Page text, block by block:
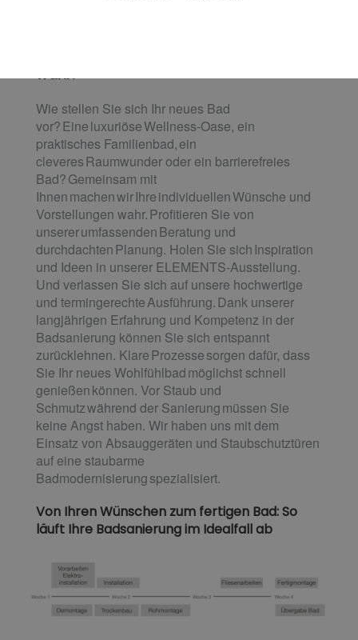
wahr.
Wie stellen Sie sich Ihr neues Bad
vor? Eine luxuriöse Wellness-Oase, ein
praktisches Familienbad, ein
cleveres Raumwunder oder ein barrierefreies
Bad? Gemeinsam mit
Ihnen machen wir Ihre individuellen Wünsche und
Vorstellungen wahr. Profitieren Sie von
unserer umfassenden Beratung und
durchdachten Planung. Holen Sie sich Inspiration
und Ideen in unserer ELEMENTS-Ausstellung.
Und verlassen Sie sich auf unsere hochwertige
und termingerechte Ausführung. Dank unserer
langjährigen Erfahrung und Kompetenz in der
Badsanierung können Sie sich entspannt
zurücklehnen. Klare Prozesse sorgen dafür, dass
Sie Ihr neues Wohlfühlbad möglichst schnell
genießen können. Vor Staub und
Schmutz während der Sanierung müssen Sie
keine Angst haben. Wir haben uns mit dem
Einsatz von Absauggeräten und Staubschutztüren
auf eine staubarme
Badmodernisierung spezialisiert.
Von Ihren Wünschen zum fertigen Bad: So
läuft Ihre Badsanierung im Idealfall ab